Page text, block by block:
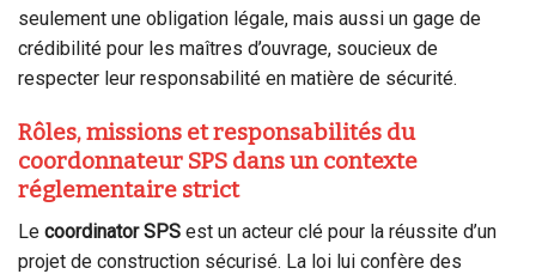
seulement une obligation légale, mais aussi un gage de
crédibilité pour les maîtres d’ouvrage, soucieux de
respecter leur responsabilité en matière de sécurité.
Rôles, missions et responsabilités du
coordonnateur SPS dans un contexte
réglementaire strict
Le coordinator SPS est un acteur clé pour la réussite d’un
projet de construction sécurisé. La loi lui confère des